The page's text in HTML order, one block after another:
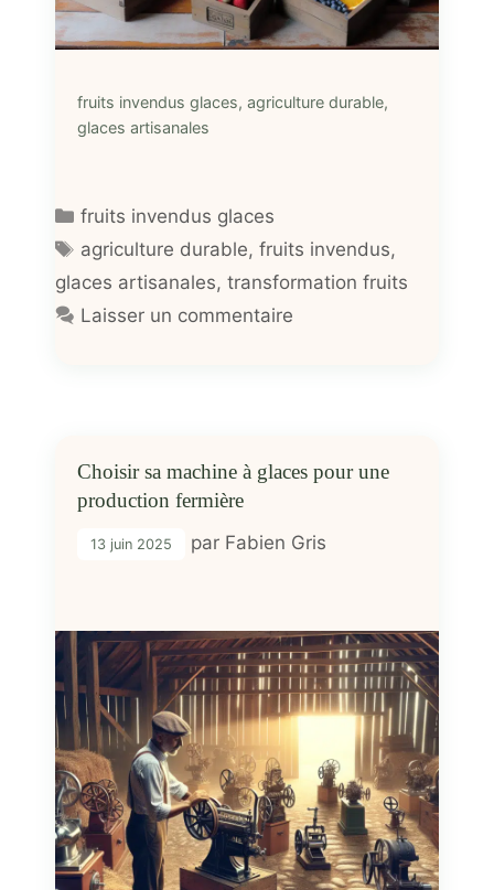
fruits invendus glaces, agriculture durable,
glaces artisanales
Catégories
fruits invendus glaces
Étiquettes
agriculture durable,fruits invendus,
glaces artisanales, transformation fruits
Laisser un commentaire
Choisir sa machine à glaces pour une
production fermière
13 juin 2025 par Fabien Gris